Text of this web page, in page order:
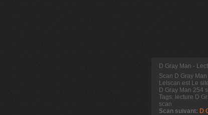
D Gray Man -
Scan D Gray
Lelscan est Le
D Gray Man 254
Tags: lecture D
scan
Scan suivant: D